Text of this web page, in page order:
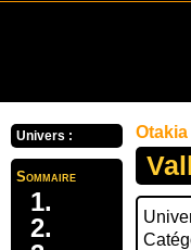
Univers :
Sommaire
Otakia